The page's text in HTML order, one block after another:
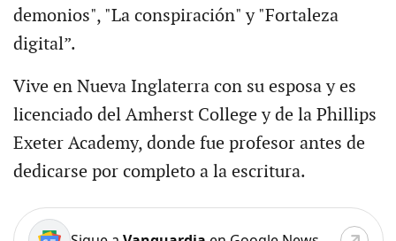
demonios", "La conspiración" y "Fortaleza
digital”.
Vive en Nueva Inglaterra con su esposa y es
licenciado del Amherst College y de la Phillips
Exeter Academy, donde fue profesor antes de
dedicarse por completo a la escritura.